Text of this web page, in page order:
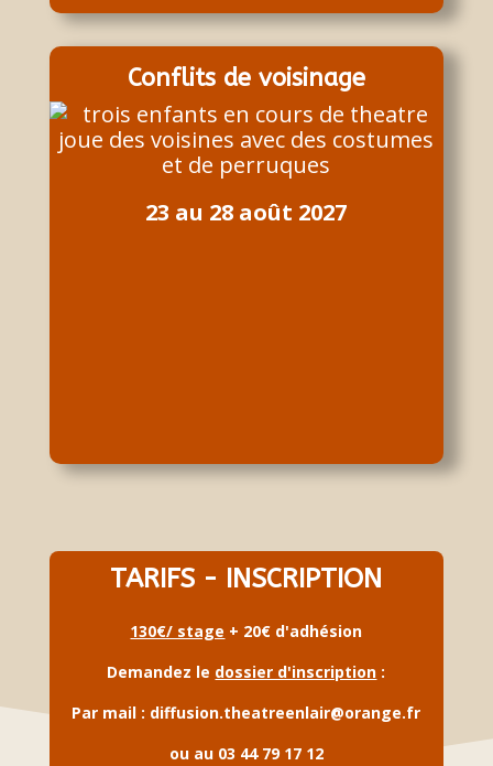
Conflits de voisinage
23 au 28 août 2027
TARIFS - INSCRIPTION
130€/ stage + 20€ d'adhésion
Demandez le dossier d'inscription :
Par mail : diffusion.theatreenlair@orange.fr
ou au 03 44 79 17 12